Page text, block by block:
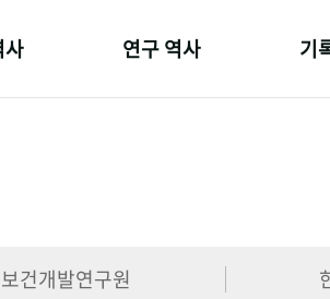
사 연구 역사 기
건개발연구원